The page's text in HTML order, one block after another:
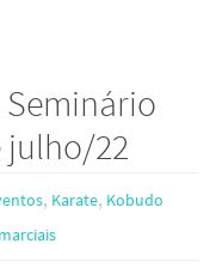
Seminário
julho/22
, Karate, Kobudo